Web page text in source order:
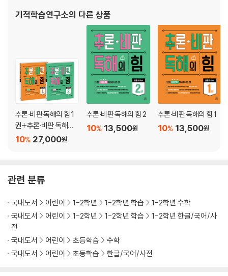
49 책을 읽고서 50 10 만들어 뺄셈하기
51 책 한 권, 나무 한 그루 52 받아내림이 있는 뺄셈 연습
53 위대한 선물 54 멋진 축구 선수가 될 거야!
56 도서관 예절 57 자리를 맞추어 끼리끼리 더하기
58 꽃이랑 벌이랑 59 덧셈 연습 ①
60 낫, 낮, 낯 61 덧셈 연습 ②
62 자연스럽게 띄어 읽기 63 덧셈식 만들기
64 불을 켜고 끄다 65 먹이 저장하기
66 꼭공 복습
67 생존 수영 68 자리를 맞추어 끼리끼리 빼기
73 모양을 생각하며 글씨 쓰기 74 공원 산책
77 꼭공 복습
적특강 시계보기』, 『30일 완성 한글 총
기적학습연구소의 다른 상품
추론·비판 독해의 힘 1
권+추론·비판 독해의
힘 2권 27,000원
10%
추론·비판 독해의 힘 2
13,500원
10%
추론·비판 독해의 힘 1
13,500원
10%
관련 분류
국내도서 어린이 1-2학년 1-2학년 학습
1-2학년 수학
국내도서
어린이 1-2학년 1-2학년 학습
1-2학년 한글/국어/사
전
국내도서
어린이 초등학습
수학
국내도서
어린이 초등학습 한글/국어/사전